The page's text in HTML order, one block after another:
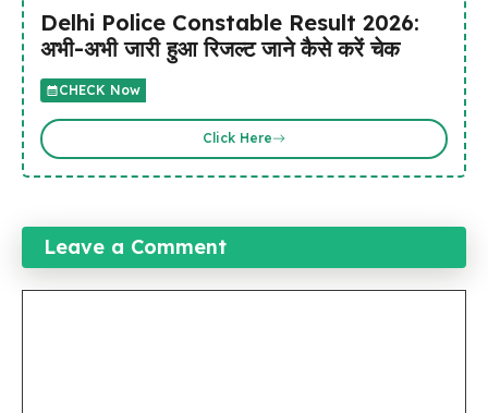
Delhi Police Constable Result 2026:
अभी-अभी जारी हुआ रिजल्ट जाने कैसे करें चेक
CHECK Now
Click Here
Leave a Comment